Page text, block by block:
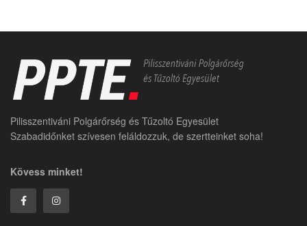
Pilisszentiváni Polgárőrség és Tűzoltó Egyesület
Szabadidőnket szívesen feláldozzuk, de szertteinket soha!
Kövess minket!